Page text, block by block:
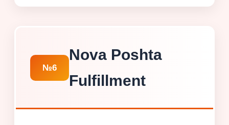
№6
Nova Poshta
Fulfillment